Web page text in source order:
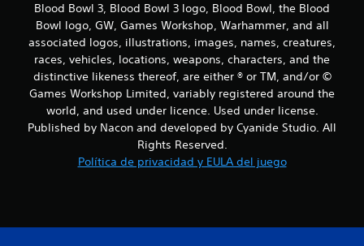
Blood Bowl 3, Blood Bowl 3 logo, Blood Bowl, the Blood
Bowl logo, GW, Games Workshop, Warhammer, and all
associated logos, illustrations, images, names, creatures,
races, vehicles, locations, weapons, characters, and the
distinctive likeness thereof, are either ® or TM, and/or ©
Games Workshop Limited, variably registered around the
world, and used under licence. Used under license.
Published by Nacon and developed by Cyanide Studio. All
Rights Reserved.
Política de privacidad y EULA del juego